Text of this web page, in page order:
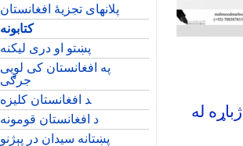
پلانهای تجزیۀ افغانستان
کتابونه
پښتو او دری لی‍کنه
په افغانستان کی لویی
جرګی
‍د افغانستان کلیزه
د افغانستان قومونه
پښتانه سیدان در پېژنو
له